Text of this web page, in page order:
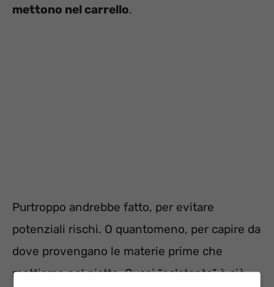
mettono nel carrello.
Purtroppo andrebbe fatto, per evitare
potenziali rischi. O quantomeno, per capire da
dove provengano le materie prime che
mettiamo nel piatto. Quasi “eclatante” è ciò